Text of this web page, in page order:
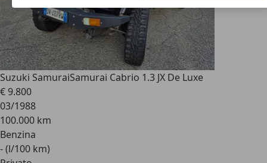
Suzuki SamuraiSamurai Cabrio 1.3 JX De Luxe
€ 9.800
03/1988
100.000 km
Benzina
- (l/100 km)